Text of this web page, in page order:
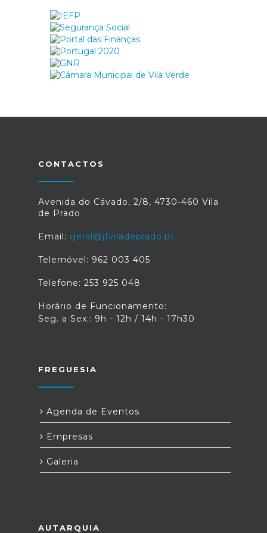
CONTACTOS
Avenida do Cávado, 2/8, 4730-460 Vila
de Prado
Email: geral@jfviladeprado.pt
Telemóvel: 962 003 405
Telefone: 253 925 048
Horário de Funcionamento:
Seg. a Sex.: 9h - 12h / 14h - 17h30
FREGUESIA
Agenda de Eventos
Empresas
Galeria
AUTARQUIA